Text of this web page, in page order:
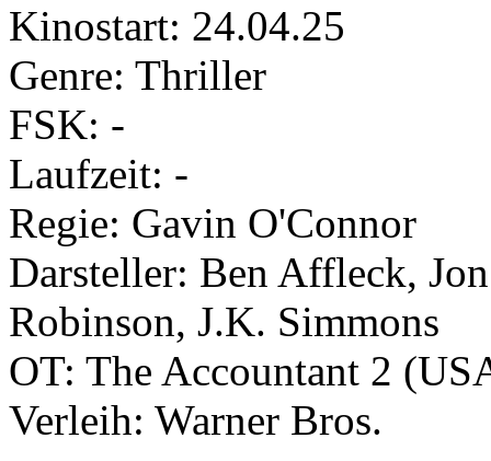
Kinostart: 24.04.25
Genre: Thriller
FSK: -
Laufzeit: -
Regie: Gavin O'Connor
Darsteller: Ben Affleck,
Robinson, J.K. Simmons
OT: The Accountant 2
Verleih: Warner Bros.